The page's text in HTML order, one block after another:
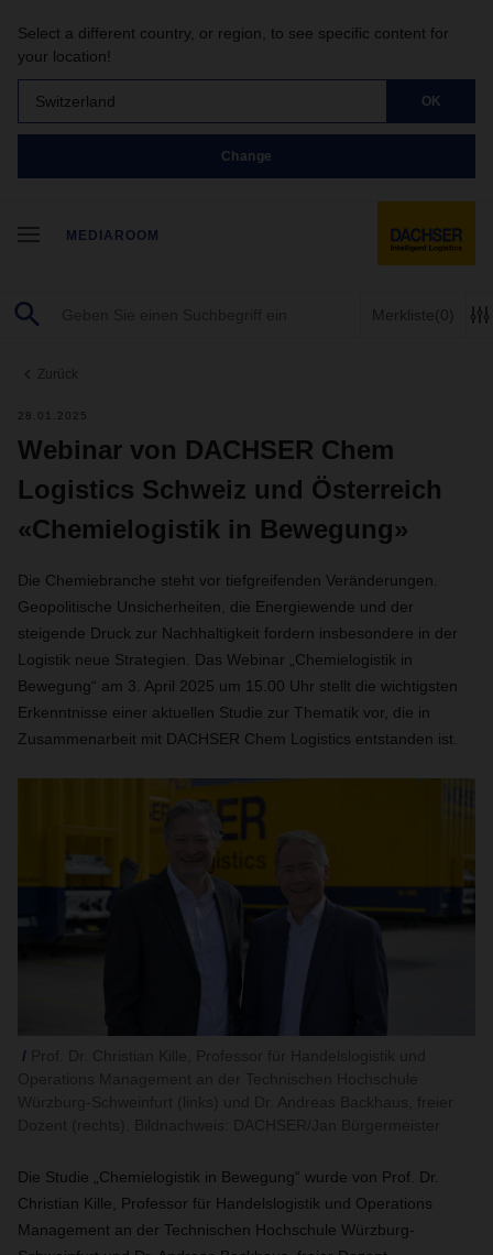
Select a different country, or region, to see specific content for
your location!
Switzerland OK
Change
MEDIAROOM
Merkliste(0)
Zurück
28.01.2025
Webinar von DACHSER Chem
Logistics Schweiz und Österreich
«Chemielogistik in Bewegung»
Die Chemiebranche steht vor tiefgreifenden Veränderungen.
Geopolitische Unsicherheiten, die Energiewende und der
steigende Druck zur Nachhaltigkeit fordern insbesondere in der
Logistik neue Strategien. Das Webinar „Chemielogistik in
Bewegung“ am 3. April 2025 um 15.00 Uhr stellt die wichtigsten
Erkenntnisse einer aktuellen Studie zur Thematik vor, die in
Zusammenarbeit mit DACHSER Chem Logistics entstanden ist.
Die Studie „Chemielogistik in Bewegung“ wurde von Prof. Dr.
Christian Kille, Professor für Handelslogistik und Operations
Management an der Technischen Hochschule Würzburg-